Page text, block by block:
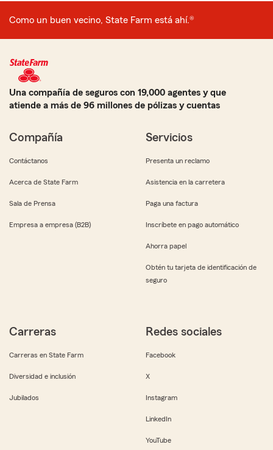
Como un buen vecino, State Farm está ahí.®
Una compañía de seguros con 19,000 agentes y que
atiende a más de 96 millones de pólizas y cuentas
Compañía
Contáctanos
Acerca de State Farm
Sala de Prensa
Empresa a empresa (B2B)
Servicios
Presenta un reclamo
Asistencia en la carretera
Paga una factura
Inscríbete en pago automático
Ahorra papel
Obtén tu tarjeta de identificación de
seguro
Carreras
Carreras en State Farm
Diversidad e inclusión
Jubilados
Redes sociales
Facebook
X
Instagram
LinkedIn
YouTube